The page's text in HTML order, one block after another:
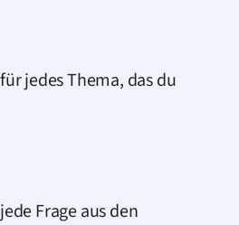
jedes Thema, das du
Frage aus den